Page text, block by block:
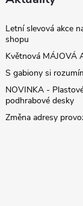
Letní slevová akce
shopu
Květnová MÁJOVÁ
S gabiony si
NOVINKA -
podhrabové desky
Změna adresy